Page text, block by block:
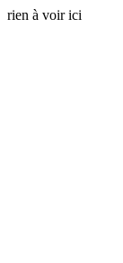
rien à voir ici